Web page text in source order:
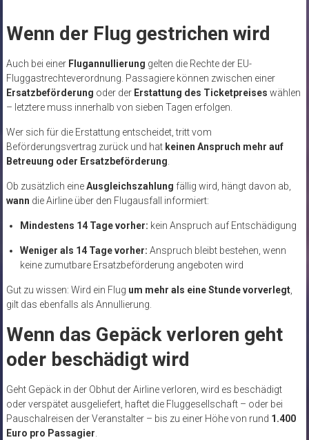
Wenn der Flug gestrichen wird
Auch bei einer Flugannullierung gelten die Rechte der EU-
Fluggastrechteverordnung. Passagiere können zwischen einer
Ersatzbeförderung oder der Erstattung des Ticketpreises wählen
– letztere muss innerhalb von sieben Tagen erfolgen.
Wer sich für die Erstattung entscheidet, tritt vom
Beförderungsvertrag zurück und hat keinen Anspruch mehr auf
Betreuung oder Ersatzbeförderung.
Ob zusätzlich eineAusgleichszahlung fällig wird, hängt davon ab,
wann die Airline über den Flugausfall informiert:
Mindestens 14 Tage vorher: kein Anspruch auf Entschädigung
Weniger als 14 Tage vorher: Anspruch bleibt bestehen, wenn
keine zumutbare Ersatzbeförderung angeboten wird
Gut zu wissen: Wird ein Flug um mehr als eine Stunde vorverlegt,
gilt das ebenfalls als Annullierung.
Wenn das Gepäck verloren geht
oder beschädigt wird
Geht Gepäck in der Obhut der Airline verloren, wird es beschädigt
oder verspätet ausgeliefert, haftet die Fluggesellschaft – oder bei
Pauschalreisen der Veranstalter – bis zu einer Höhe von rund 1.400
Euro pro Passagier.